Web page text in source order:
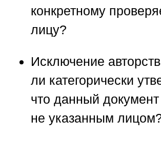
конкретному
лицу?
Исключение
ли категорически
что данный
не указанным